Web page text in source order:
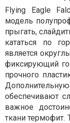
Flying Eagle
модель
прыгать,
кататься по
является
фиксирующий
прочного
обеспечивают
важное
ткани термофит.